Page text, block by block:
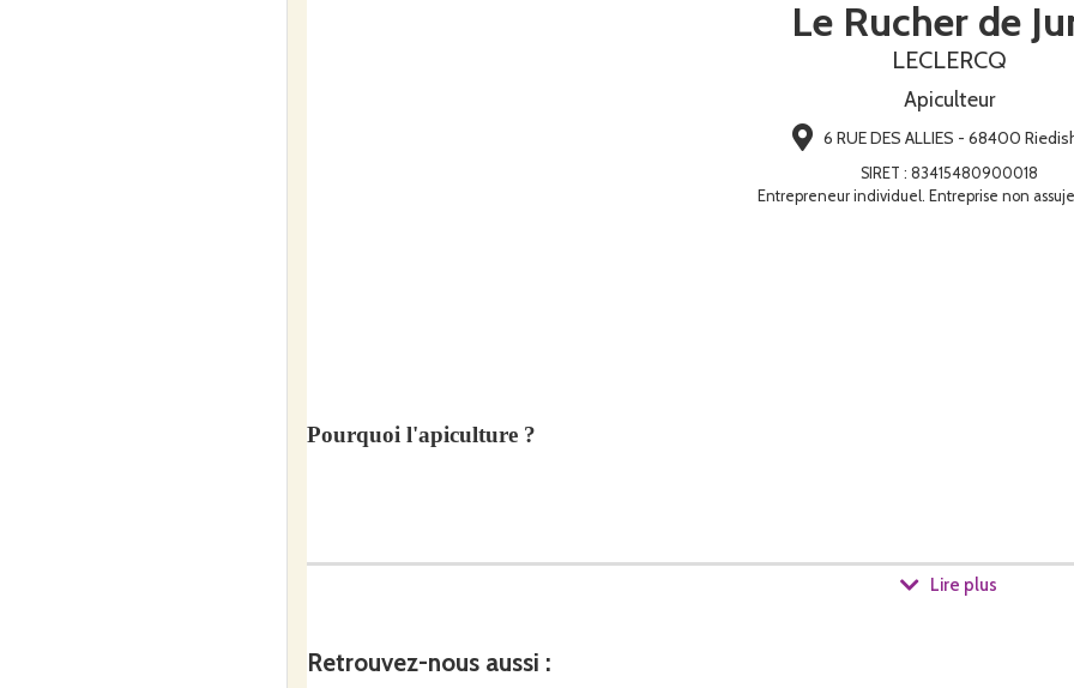
Le Rucher de
LECLERCQ
Apiculteur
6 RUE DES ALLIES - 68400
SIRET : 83415480900018
Entrepreneur individuel. Entreprise non
Pourquoi l'apiculture ?
Lire plus
Retrouvez-nous aussi :